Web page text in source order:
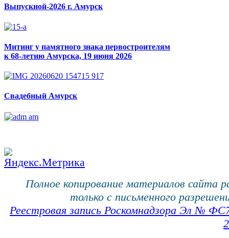
Выпускной-2026 г. Амурск
Митинг у памятного знака первостроителям
к 68-летию Амурска, 19 июня 2026
Свадебный Амурск
Полное копирование материалов сайта
только с письменного
Реестровая запись Роскомнадзора Эл №